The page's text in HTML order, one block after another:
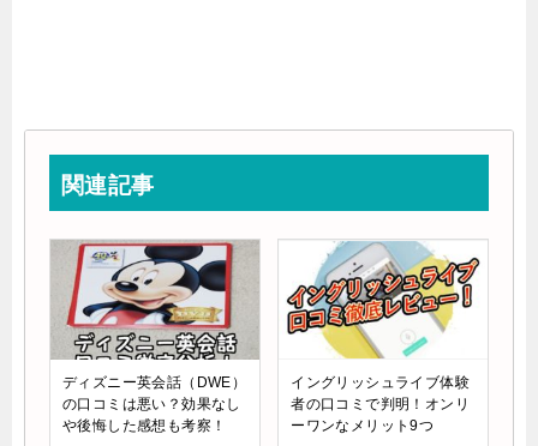
関連記事
ディズニー英会話（DWE）
の口コミは悪い？効果なし
や後悔した感想も考察！
イングリッシュライブ体験
者の口コミで判明！オンリ
ーワンなメリット9つ